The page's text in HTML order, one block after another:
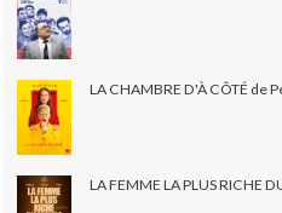
LA CHAMBRE D'À CÔTÉ de
LA FEMME LA PLUS RICHE